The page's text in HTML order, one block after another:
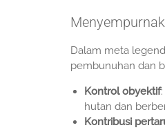
Dalam meta
pembunuhan dan
Kontrol obyektif
hutan dan
Kontribusi